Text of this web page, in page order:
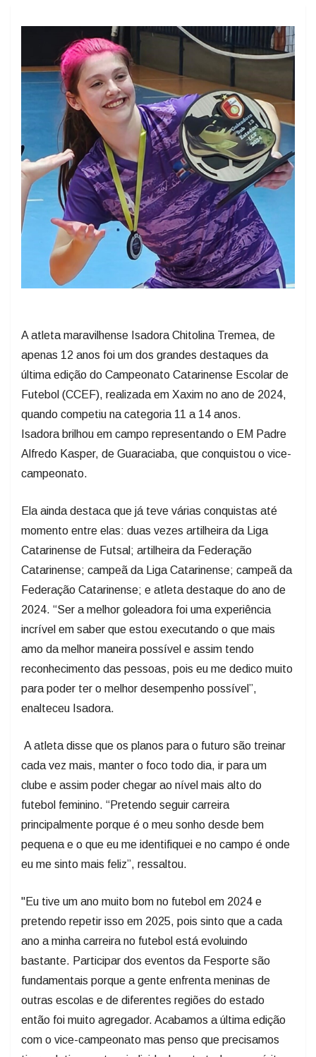
A atleta maravilhense Isadora Chitolina Tremea, de
apenas 12 anos foi um dos grandes destaques da
última edição do Campeonato Catarinense Escolar de
Futebol (CCEF), realizada em Xaxim no ano de 2024,
quando competiu na categoria 11 a 14 anos.
Isadora brilhou em campo representando o EM Padre
Alfredo Kasper, de Guaraciaba, que conquistou o vice-
campeonato.
Ela ainda destaca que já teve várias conquistas até
momento entre elas: duas vezes artilheira da Liga
Catarinense de Futsal; artilheira da Federação
Catarinense; campeã da Liga Catarinense; campeã da
Federação Catarinense; e atleta destaque do ano de
2024. “Ser a melhor goleadora foi uma experiência
incrível em saber que estou executando o que mais
amo da melhor maneira possível e assim tendo
reconhecimento das pessoas, pois eu me dedico muito
para poder ter o melhor desempenho possível”,
enalteceu Isadora.
A atleta disse que os planos para o futuro são treinar
cada vez mais, manter o foco todo dia, ir para um
clube e assim poder chegar ao nível mais alto do
futebol feminino. “Pretendo seguir carreira
principalmente porque é o meu sonho desde bem
pequena e o que eu me identifiquei e no campo é onde
eu me sinto mais feliz”, ressaltou.
"Eu tive um ano muito bom no futebol em 2024 e
pretendo repetir isso em 2025, pois sinto que a cada
ano a minha carreira no futebol está evoluindo
bastante. Participar dos eventos da Fesporte são
fundamentais porque a gente enfrenta meninas de
outras escolas e de diferentes regiões do estado
então foi muito agregador. Acabamos a última edição
com o vice-campeonato mas penso que precisamos